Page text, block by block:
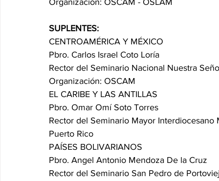
Organización: OSCAM - OSLAM
SUPLENTES:
CENTROAMÉRICA Y MÉXICO
Pbro. Carlos Israel Coto Loría
Rector del Seminario Nacional Nuestra
Organización: OSCAM
EL CARIBE Y LAS ANTILLAS
Pbro. Omar Omí Soto Torres
Rector del Seminario Mayor
Puerto Rico
PAÍSES BOLIVARIANOS
Pbro. Angel Antonio Mendoza De la Cruz
Rector del Seminario San Pedro de